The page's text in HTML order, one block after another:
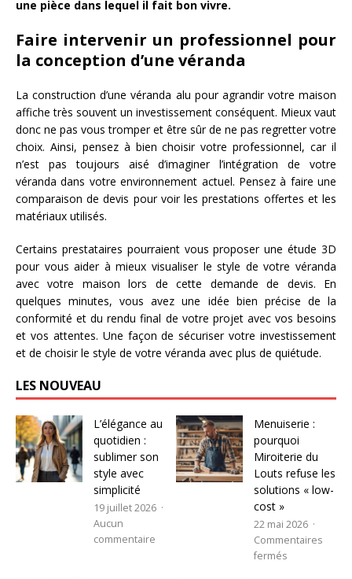
une pièce dans lequel il fait bon vivre.
Faire intervenir un professionnel pour
la conception d’une véranda
La construction d’une véranda alu pour agrandir votre maison
affiche très souvent un investissement conséquent. Mieux vaut
donc ne pas vous tromper et être sûr de ne pas regretter votre
choix. Ainsi, pensez à bien choisir votre professionnel, car il
n’est pas toujours aisé d’imaginer l’intégration de votre
véranda dans votre environnement actuel. Pensez à faire une
comparaison de devis pour voir les prestations offertes et les
matériaux utilisés.
Certains prestataires pourraient vous proposer une étude 3D
pour vous aider à mieux visualiser le style de votre véranda
avec votre maison lors de cette demande de devis. En
quelques minutes, vous avez une idée bien précise de la
conformité et du rendu final de votre projet avec vos besoins
et vos attentes. Une façon de sécuriser votre investissement
et de choisir le style de votre véranda avec plus de quiétude.
LES NOUVEAU
L’élégance au
quotidien :
sublimer son
style avec
simplicité
19 juillet 2026
Aucun
commentaire
Menuiserie :
pourquoi
Miroiterie du
Louts refuse les
solutions « low-
cost »
22 mai 2026
Commentaires
fermés